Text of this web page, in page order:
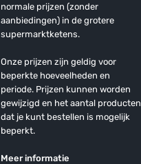
normale prijzen (zonder
aanbiedingen) in de grotere
supermarktketens.
Onze prijzen zijn geldig voor
beperkte hoeveelheden en
periode. Prijzen kunnen worden
gewijzigd en het aantal producten
dat je kunt bestellen is mogelijk
beperkt.
Meer informatie